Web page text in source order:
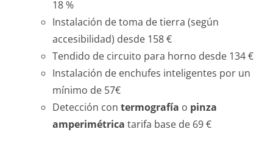
18 %
Instalación de toma de tierra (según
accesibilidad) desde 158 €
Tendido de circuito para horno desde 134 €
Instalación de enchufes inteligentes por un
mínimo de 57€
Detección con termografía o pinza
amperimétrica tarifa base de 69 €